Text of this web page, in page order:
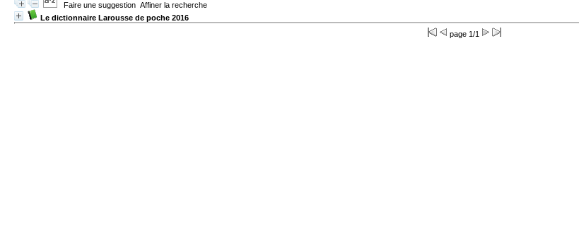
Faire une suggestion Affiner la recherche
Le dictionnaire Larousse de poche 2016
page 1/1